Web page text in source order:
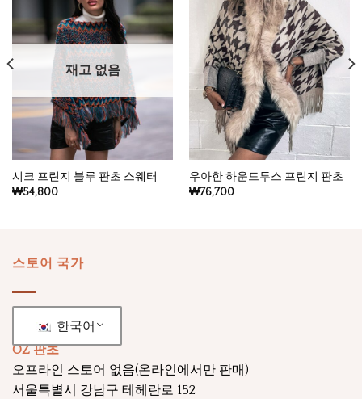
재고 없음
시크 프린지 블루 판초 스웨터
₩54,800
우아한 하운드투스 프린지 판초
₩76,700
스토어 국가
한국어
OZ 판초
오프라인 스토어 없음(온라인에서만 판매)
서울특별시 강남구 테헤란로 152